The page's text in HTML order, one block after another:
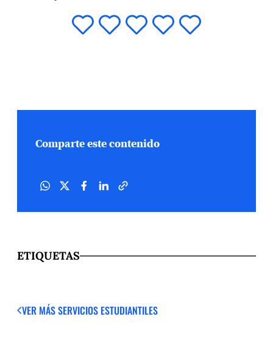
Comparte este contenido
ETIQUETAS
VER MÁSSERVICIOS ESTUDIANTILES